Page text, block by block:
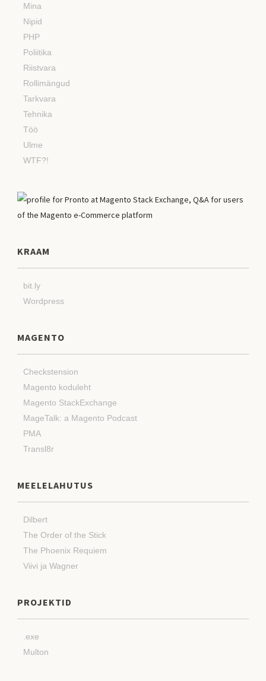
Mina
Nipid
PHP
Poliitika
Riistvara
Rollimängud
Tarkvara
Tehnika
Töö
Ulme
WTF?!
KRAAM
bit.ly
Wordpress
MAGENTO
Checkstension
Magento koduleht
Magento StackExchange
MageTalk: a Magento Podcast
PMA
Transl8r
MEELELAHUTUS
Dilbert
The Order of the Stick
The Phoenix Requiem
Viivi ja Wagner
PROJEKTID
.exe
Multon